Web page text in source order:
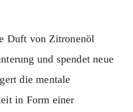
Duft von Zitronenöl
und spendet neue
die mentale
in Form einer